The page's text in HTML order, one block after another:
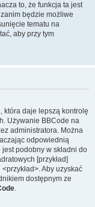
to, że funkcja ta jest
będzie możliwe
tematu na
aby przy tym
która daje lepszą kontrolę
Używanie BBCode na
administratora. Można
odpowiednią
podobny w składni do
[przykład]
Aby uzyskać
dostępnym ze
.